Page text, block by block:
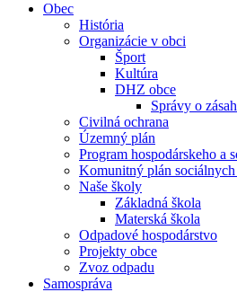
Obec
História
Organizácie v obci
Šport
Kultúra
DHZ obce
Správy o
Civilná ochrana
Územný plán
Program hospodárskeho a
Komunitný plán
Naše školy
Základná škola
Materská škola
Odpadové hospodárstvo
Projekty obce
Zvoz odpadu
Samospráva